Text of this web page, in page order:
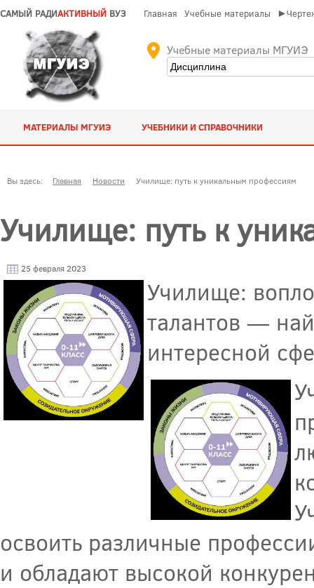
САМЫЙ РАДИАКТИВНЫЙ ВУЗ Главная Учебные материалы
Учебные материалы МГУИЭ
МАТЕРИАЛЫ МГУИЭ УЧЕБНИКИ И СПРАВОЧНИКИ
Вы здесь: Главная Новости Училище: путь к уникальным профессиям
Училище: путь к
25 февраля 2023
Училище:
талантов —
интересной
освоить различные
и обладают высокой